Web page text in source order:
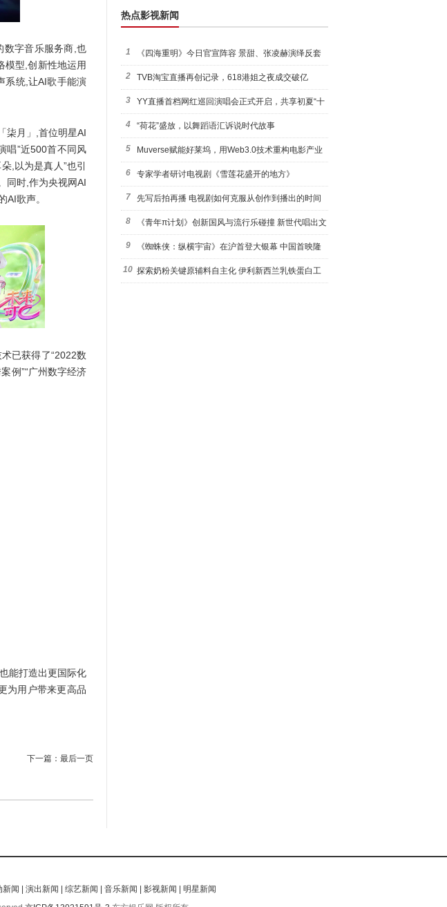
字音乐服务商,也
型,创新性地运用
系统,让AI歌手能演
月」,首位明星AI
唱”近500首不同风
,以为是真人”也引
同时,作为央视网AI
歌声。
已获得了“2022数
例”“广州数字经济
能打造出更国际化
为用户带来更高品
下一篇： 最后一页
热点影视新闻
1 《四海重明》今日官宣阵容 景甜、张凌赫演绎反套
路玄幻爱
2 TVB淘宝直播再创记录，618港姐之夜成交破亿
3 YY直播首档网红巡回演唱会正式开启，共享初夏“十
城”音乐
4 “荷花”盛放，以舞蹈语汇诉说时代故事
5 Muverse赋能好莱坞，用Web3.0技术重构电影产业
6 专家学者研讨电视剧《雪莲花盛开的地方》
7 先写后拍再播 电视剧如何克服从创作到播出的时间
差
8 《青年π计划》创新国风与流行乐碰撞 新世代唱出文
化自信
9 《蜘蛛侠：纵横宇宙》在沪首登大银幕 中国首映隆
重举办
10 探索奶粉关键原辅料自主化 伊利新西兰乳铁蛋白工
新闻 | 演出新闻 | 综艺新闻 | 音乐新闻 | 影视新闻 | 明星新闻